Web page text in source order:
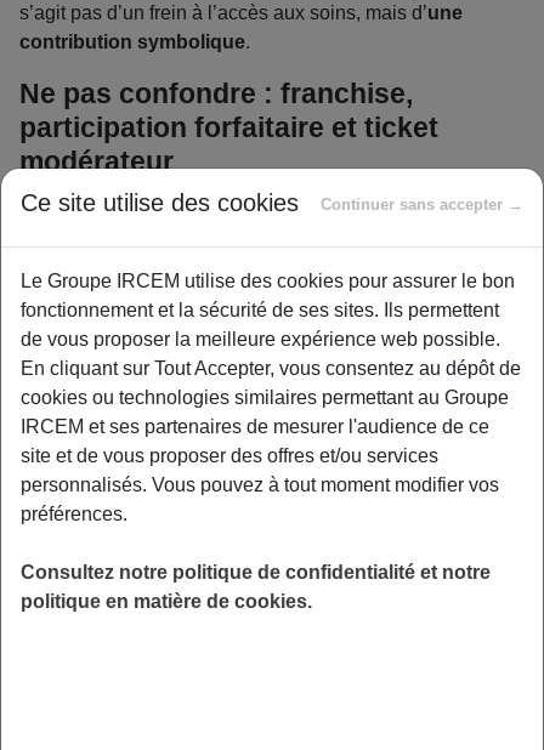
s’agit pas d’un frein à l’accès aux soins, mais d’une
contribution symbolique.
Ne pas confondre : franchise,
participation forfaitaire et ticket
modérateur
Description simple S’applique sur…
Franchise
médicale
Somme déduite de
vos remboursements
Médicaments,
actes
paramédicaux,
transports
Participation
forfaitaire
Somme déduite pour
les consultations ou
Consultations chez
le médecin,
examens de
radiologie,
Part des dépenses
Ce site utilise des cookies Continuer sans accepter →
Le Groupe IRCEM utilise des cookies pour assurer le bon
fonctionnement et la sécurité de ses sites. Ils permettent
de vous proposer la meilleure expérience web possible.
En cliquant sur Tout Accepter, vous consentez au dépôt de
cookies ou technologies similaires permettant au Groupe
IRCEM et ses partenaires de mesurer l'audience de ce
site et de vous proposer des offres et/ou services
personnalisés. Vous pouvez à tout moment modifier vos
préférences.
Consultez notre politique de confidentialité et notre
politique en matière de cookies.